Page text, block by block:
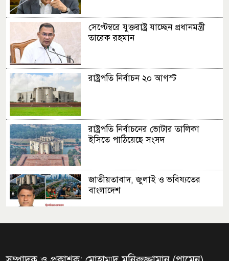
সেপ্টেম্বরে যুক্তরাষ্ট্র যাচ্ছেন প্রধানমন্ত্রী
তারেক রহমান
রাষ্ট্রপতি নির্বাচন ২০ আগস্ট
রাষ্ট্রপতি নির্বাচনের ভোটার তালিকা
ইসিতে পাঠিয়েছে সংসদ
জাতীয়তাবাদ, জুলাই ও ভবিষ্যতের
বাংলাদেশ